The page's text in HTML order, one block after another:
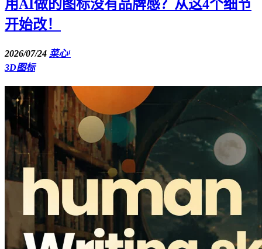
用AI做的图标没有品牌感？从这4个细节
开始改！
2026/07/24 菜心¹
3D图标